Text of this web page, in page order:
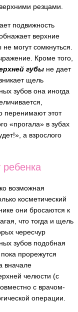
резцами.
подвижность
верхние
могут сомкнуться.
Кроме того,
губыне дает
щель
зубов она иногда
перенимают этот
«прогала» в зубах
а взрослого
ребенка
возможная
косметический
они бросаются к
что тогда и щель
чересчур
зубов подобная
прорежутся
вначале
челюсти (с
с врачом-
операции.